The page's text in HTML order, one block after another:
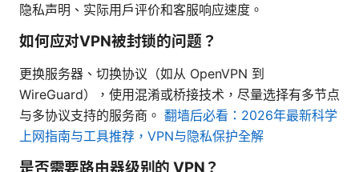
隐私声明、实际用户评价和客服响应速度。
如何应对VPN被封锁的问题？
更换服务器、切换协议（如从 OpenVPN 到
WireGuard），使用混淆或桥接技术，尽量选择有多节点
与多协议支持的服务商。 翻墙后必看：2026年最新科学
上网指南与工具推荐，VPN与隐私保护全解
是否需要路由器级别的 VPN？